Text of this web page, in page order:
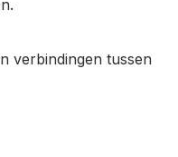
verbindingen tussen